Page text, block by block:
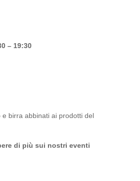
– 19:30
e birra abbinati ai prodotti del
di più sui nostri eventi